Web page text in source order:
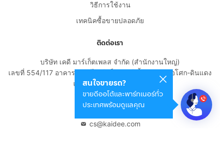
สนใจขายรถ?
ขายดีออโต้และพาร์ทเนอร์ทั่ว
ประเทศพร้อมดูแลคุณ
วิธีการใช้งาน
เทคนิคซื้อขายปลอดภัย
ติดต่อเรา
บริษัท เคดี มาร์เก็ตเพลส จำกัด (สำนักงานใหญ่)
เลขที่ 554/117 อาคารสกายไนน์ เซ็นเตอร์ ชั้น 22 ถนนอโศก-ดินแดง
แขวงดินแดง เขตดินแดง
กรุงเทพมหานคร 10400
cs@kaidee.com